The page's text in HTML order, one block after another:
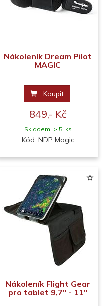
Nákoleník Dream Pilot
MAGIC
Koupit
849,- Kč
Skladem: > 5 ks
Kód: NDP Magic
Nákoleník Flight Gear
pro tablet 9,7" - 11"